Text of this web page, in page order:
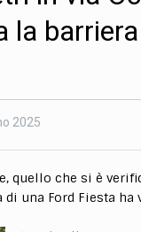
la
2025
quello che si è
una Ford Fiesta